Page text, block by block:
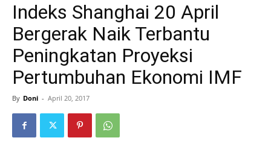
Indeks Shanghai 20 April
Bergerak Naik Terbantu
Peningkatan Proyeksi
Pertumbuhan Ekonomi IMF
By Doni - April 20, 2017